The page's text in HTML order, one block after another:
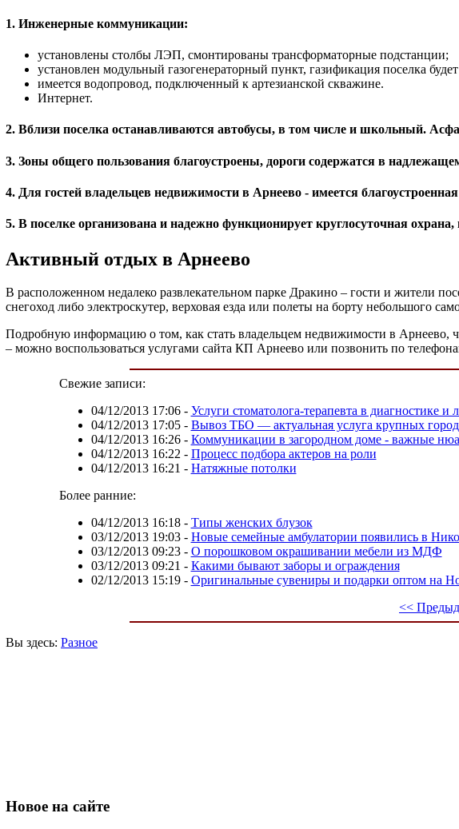
1. Инженерные коммуникации:
установлены столбы ЛЭП, смонтированы трансформаторные подстанции;
установлен модульный газогенераторный пункт, газификация поселка
имеется водопровод, подключенный к артезианской скважине.
Интернет.
2. Вблизи поселка останавливаются автобусы, в том числе и школьный.
3. Зоны общего пользования благоустроены, дороги содержатся в
4. Для гостей владельцев недвижимости в Арнеево - имеется
5. В поселке организована и надежно функционирует круглосуточная
Активный отдых в Арнеево
В расположенном недалеко развлекательном парке Дракино – гости и жители
снегоход либо электроскутер, верховая езда или полеты на борту небольшого
Подробную информацию о том, как стать владельцем недвижимости в Арнеево,
– можно воспользоваться услугами сайта КП Арнеево или позвонить по
Свежие записи:
04/12/2013 17:06- Услуги стоматолога-терапевта в диагностике и
04/12/2013 17:05- Вывоз ТБО ― актуальная услуга крупных
04/12/2013 16:26- Коммуникации в загородном доме - важные
04/12/2013 16:22- Процесс подбора актеров на роли
04/12/2013 16:21 - Натяжные потолки
Более ранние:
04/12/2013 16:18- Типы женских блузок
03/12/2013 19:03- Новые семейные амбулатории появились в
03/12/2013 09:23- О порошковом окрашивании мебели из МДФ
03/12/2013 09:21 - Какими бывают заборы и ограждения
02/12/2013 15:19- Оригинальные сувениры и подарки оптом на
<<
Вы здесь: Разное
Новое на сайте